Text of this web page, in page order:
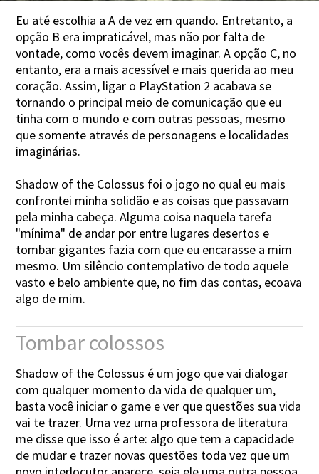
Eu até escolhia a A de vez em quando. Entretanto, a
opção B era impraticável, mas não por falta de
vontade, como vocês devem imaginar. A opção C, no
entanto, era a mais acessível e mais querida ao meu
coração. Assim, ligar o PlayStation 2 acabava se
tornando o principal meio de comunicação que eu
tinha com o mundo e com outras pessoas, mesmo
que somente através de personagens e localidades
imaginárias.
Shadow of the Colossus foi o jogo no qual eu mais
confrontei minha solidão e as coisas que passavam
pela minha cabeça. Alguma coisa naquela tarefa
"mínima" de andar por entre lugares desertos e
tombar gigantes fazia com que eu encarasse a mim
mesmo. Um silêncio contemplativo de todo aquele
vasto e belo ambiente que, no fim das contas, ecoava
algo de mim.
Tombar colossos
Shadow of the Colossus é um jogo que vai dialogar
com qualquer momento da vida de qualquer um,
basta você iniciar o game e ver que questões sua vida
vai te trazer. Uma vez uma professora de literatura
me disse que isso é arte: algo que tem a capacidade
de mudar e trazer novas questões toda vez que um